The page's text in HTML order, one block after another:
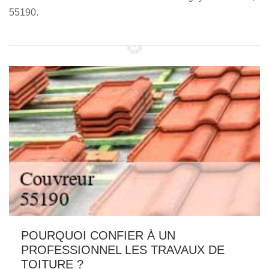
55190.
POURQUOI CONFIER À UN
PROFESSIONNEL LES TRAVAUX DE
TOITURE ?